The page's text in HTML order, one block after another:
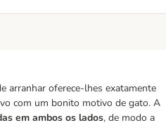
arranhar oferece-lhes exatamente
com um bonito motivo de gato. A
em ambos os lados, de modo a